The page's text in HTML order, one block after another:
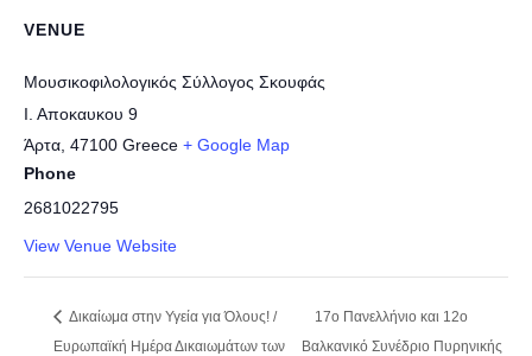
VENUE
Μουσικοφιλολογικός Σύλλογος Σκουφάς
Ι. Αποκαυκου 9
Άρτα 47100 Greece + Google Map
Phone
2681022795
View Venue Website
Δικαίωμα στην Υγεία για Όλους! /
Ευρωπαϊκή Ημέρα Δικαιωμάτων των
17ο Πανελλήνιο και 12ο
Βαλκανικό Συνέδριο Πυρηνικής